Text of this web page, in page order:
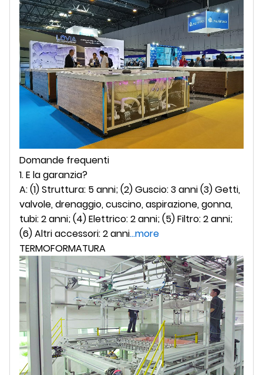
Domande frequenti
1. E la garanzia?
A: (1) Struttura: 5 anni; (2) Guscio: 3 anni (3) Getti,
valvole, drenaggio, cuscino, aspirazione, gonna,
tubi: 2 anni; (4) Elettrico: 2 anni; (5) Filtro: 2 anni;
(6) Altri accessori: 2 anni...more
TERMOFORMATURA